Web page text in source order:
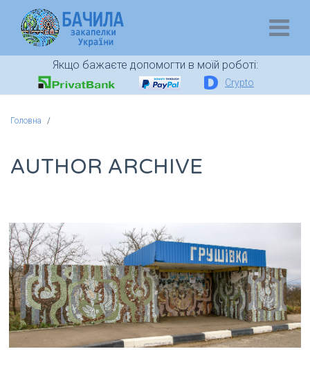
Якщо бажаєте допомогти в моїй роботі:
Crypto
Головна
AUTHOR ARCHIVE